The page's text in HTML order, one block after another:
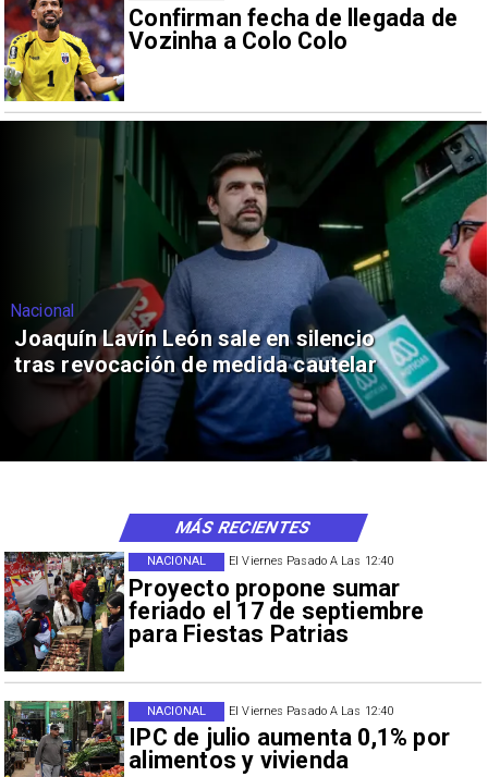
Confirman fecha de llegada de
Vozinha a Colo Colo
Nacional
Joaquín Lavín León sale en silencio
tras revocación de medida cautelar
El Viernes Pasado A Las 12:40
Proyecto propone sumar
feriado el 17 de septiembre
para Fiestas Patrias
NACIONAL
El Viernes Pasado A Las 12:40
IPC de julio aumenta 0,1% por
alimentos y vivienda
NACIONAL
MÁS RECIENTES